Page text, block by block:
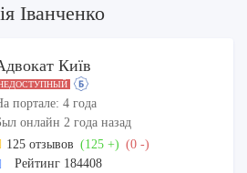
Іванченко
Київ
портале: 4 года
онлайн 2 года назад
125 отзывов (125 +) (0 -)
Рейтинг 184408